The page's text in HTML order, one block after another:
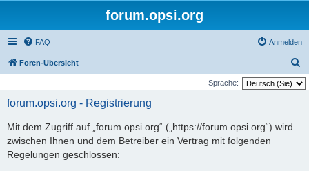
forum.opsi.org
FAQ Anmelden
Foren-Übersicht
u
Sprache:
forum.opsi.org - Registrierung
Mit dem Zugriff auf „forum.opsi.org“ („https://forum.opsi.org“) wird
zwischen Ihnen und dem Betreiber ein Vertrag mit folgenden
Regelungen geschlossen: